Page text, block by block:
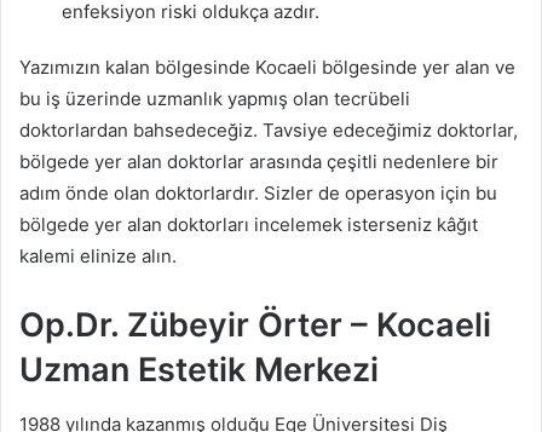
enfeksiyon riski oldukça azdır.
Yazımızın kalan bölgesinde Kocaeli bölgesinde yer alan ve
bu iş üzerinde uzmanlık yapmış olan tecrübeli
doktorlardan bahsedeceğiz. Tavsiye edeceğimiz doktorlar,
bölgede yer alan doktorlar arasında çeşitli nedenlere bir
adım önde olan doktorlardır. Sizler de operasyon için bu
bölgede yer alan doktorları incelemek isterseniz kâğıt
kalemi elinize alın.
Op.Dr. Zübeyir Örter – Kocaeli
Uzman Estetik Merkezi
1988 yılında kazanmış olduğu Ege Üniversitesi Diş